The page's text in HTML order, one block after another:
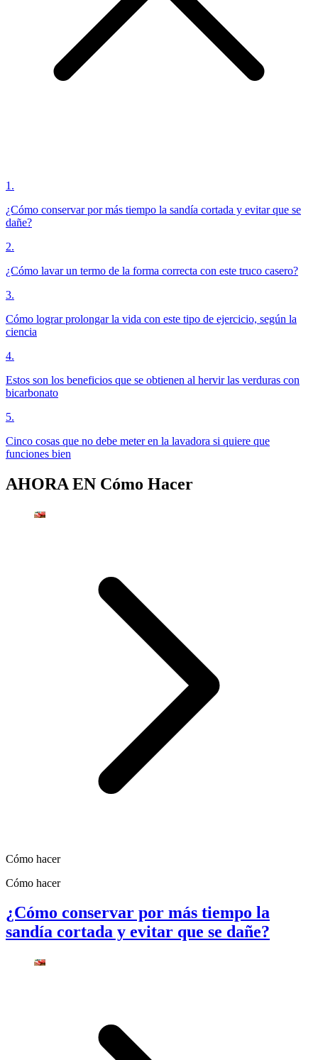
1 .
¿Cómo conservar por más tiempo la sandía cortada y evitar que se
dañe?
2.
¿Cómo lavar un termo de la forma correcta con este truco casero?
3.
Cómo lograr prolongar la vida con este tipo de ejercicio, según la
ciencia
4.
Estos son los beneficios que se obtienen al hervir las verduras con
bicarbonato
5.
Cinco cosas que no debe meter en la lavadora si quiere que
funciones bien
AHORA EN Cómo Hacer
Cómo hacer
Cómo hacer
¿Cómo conservar por más tiempo la
sandía cortada y evitar que se dañe?